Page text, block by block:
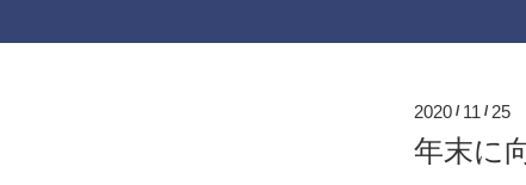
2020 / 11 / 25
年末に